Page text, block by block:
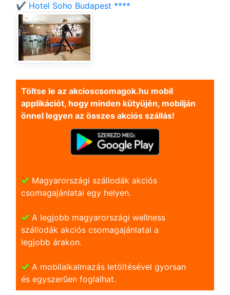
✔️ Hotel Soho Budapest ****
Töltse le az akcioscsomagok.hu mobil
applikációt, hogy minden kütyüjén, mobilján
önnel legyen az összes akciós szállás!
Magyarországi szállodák akciós
csomagajánlatai egy helyen.
A legjobb magyarországi wellness
szállodák akciós csomagajánlatai a
legjobb árakon.
A mobilalkalmazás letöltésével gyorsan
és egyszerũen foglalhat.